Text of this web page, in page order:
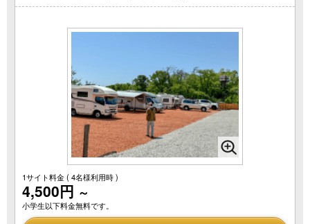
1サイト料金( 4名様利用時 )
4,500円 ～
小学生以下料金無料です。